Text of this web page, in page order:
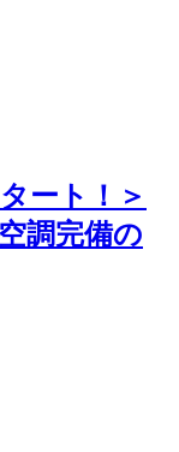
ート！＞
調完備の